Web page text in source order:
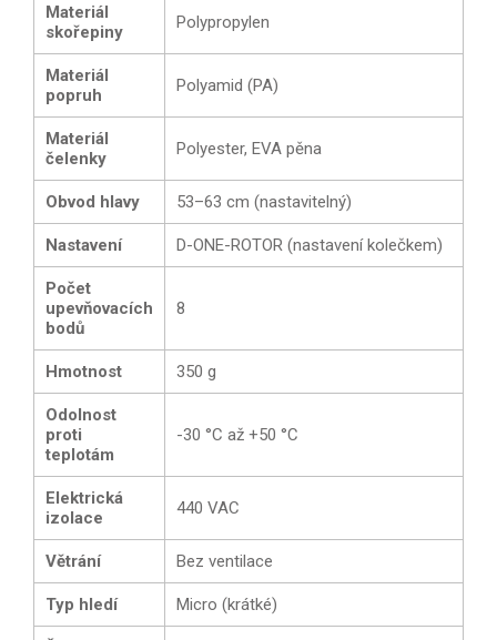
Materiál
skořepiny
Polypropylen
Materiál
popruh
Polyamid (PA)
Materiál
čelenky
Polyester, EVA pěna
Obvod hlavy 53–63 cm (nastavitelný)
Nastavení D-ONE-ROTOR (nastavení kolečkem)
Počet
upevňovacích
bodů
8
Hmotnost 350 g
Odolnost
proti
teplotám
-30 °C až +50 °C
Elektrická
izolace
440 VAC
Větrání Bez ventilace
Typ hledí Micro (krátké)